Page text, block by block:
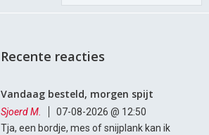
Recente reacties
Vandaag besteld, morgen spijt
Sjoerd M.
07-08-2026 @ 12:50
Tja, een bordje, mes of snijplank kan ik